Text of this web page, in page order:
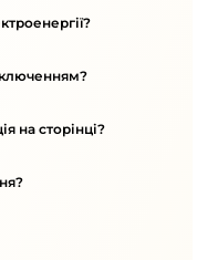
на сторінці?